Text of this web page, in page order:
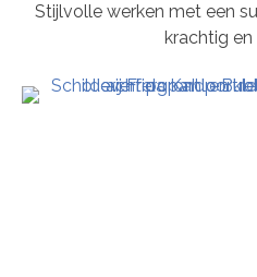
Stijlvolle werken met een
krachtig